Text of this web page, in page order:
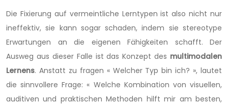
Die Fixierung auf vermeintliche Lerntypen ist also nicht nur
ineffektiv, sie kann sogar schaden, indem sie stereotype
Erwartungen an die eigenen Fähigkeiten schafft. Der
Ausweg aus dieser Falle ist das Konzept des multimodalen
Lernens. Anstatt zu fragen « Welcher Typ bin ich? », lautet
die sinnvollere Frage: « Welche Kombination von visuellen,
auditiven und praktischen Methoden hilft mir am besten,